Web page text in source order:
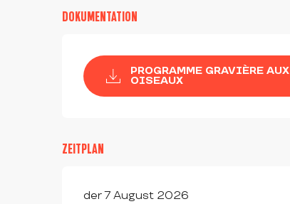
DOKUMENTATION
PROGRAMME GRAVIÈRE AUX
OISEAUX
ZEITPLAN
der 7 August 2026